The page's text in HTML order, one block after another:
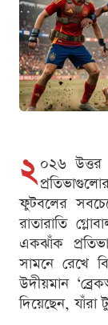
২ ০২৬ উত্তর
ফুটবলের
রাতারাতি
একঝাঁক
সামনে রেখে
উদীয়মান
দিয়েছেন, যাঁরা